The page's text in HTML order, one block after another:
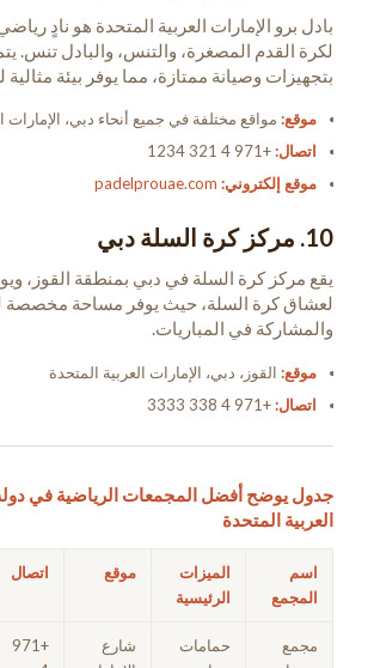
بادل برو الإمارات العربية المتحدة هو نادٍ
لكرة القدم المصغرة، والتنس، والبادل تنس.
بتجهيزات وصيانة ممتازة، مما يوفر بيئة
موقع:مواقع مختلفة في جميع أنحاء دبي، الإمارات
اتصال:+971 4 321 1234
موقع إلكتروني: padelprouae.com
10. مركز كرة السلة دبي
يقع مركز كرة السلة في دبي بمنطقة القوز،
لعشاق كرة السلة، حيث يوفر مساحة مخصصة
والمشاركة في المباريات.
موقع:القوز، دبي، الإمارات العربية المتحدة
اتصال:+971 4 338 3333
جدول يوضح أفضل المجمعات الرياضية في
العربية المتحدة
اسم
المجمع
الميزات
الرئيسية
موقع اتصال
مجمع
حمامات
شارع
+971